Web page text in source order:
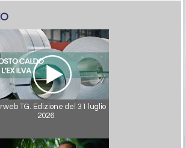
TG. Edizione del 31 luglio
2026